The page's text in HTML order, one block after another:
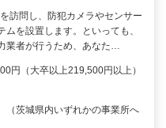
訪問し、防犯カメラやセンサー
ムを設置します。といっても、
業者が行うため、あなた…
円（大卒以上219,500円以上）
茨城県内いずれかの事業所へ